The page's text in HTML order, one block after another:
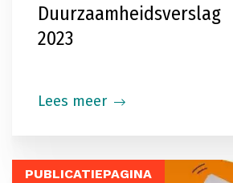
Duurzaamheidsverslag
2023
Lees meer
PUBLICATIEPAGINA